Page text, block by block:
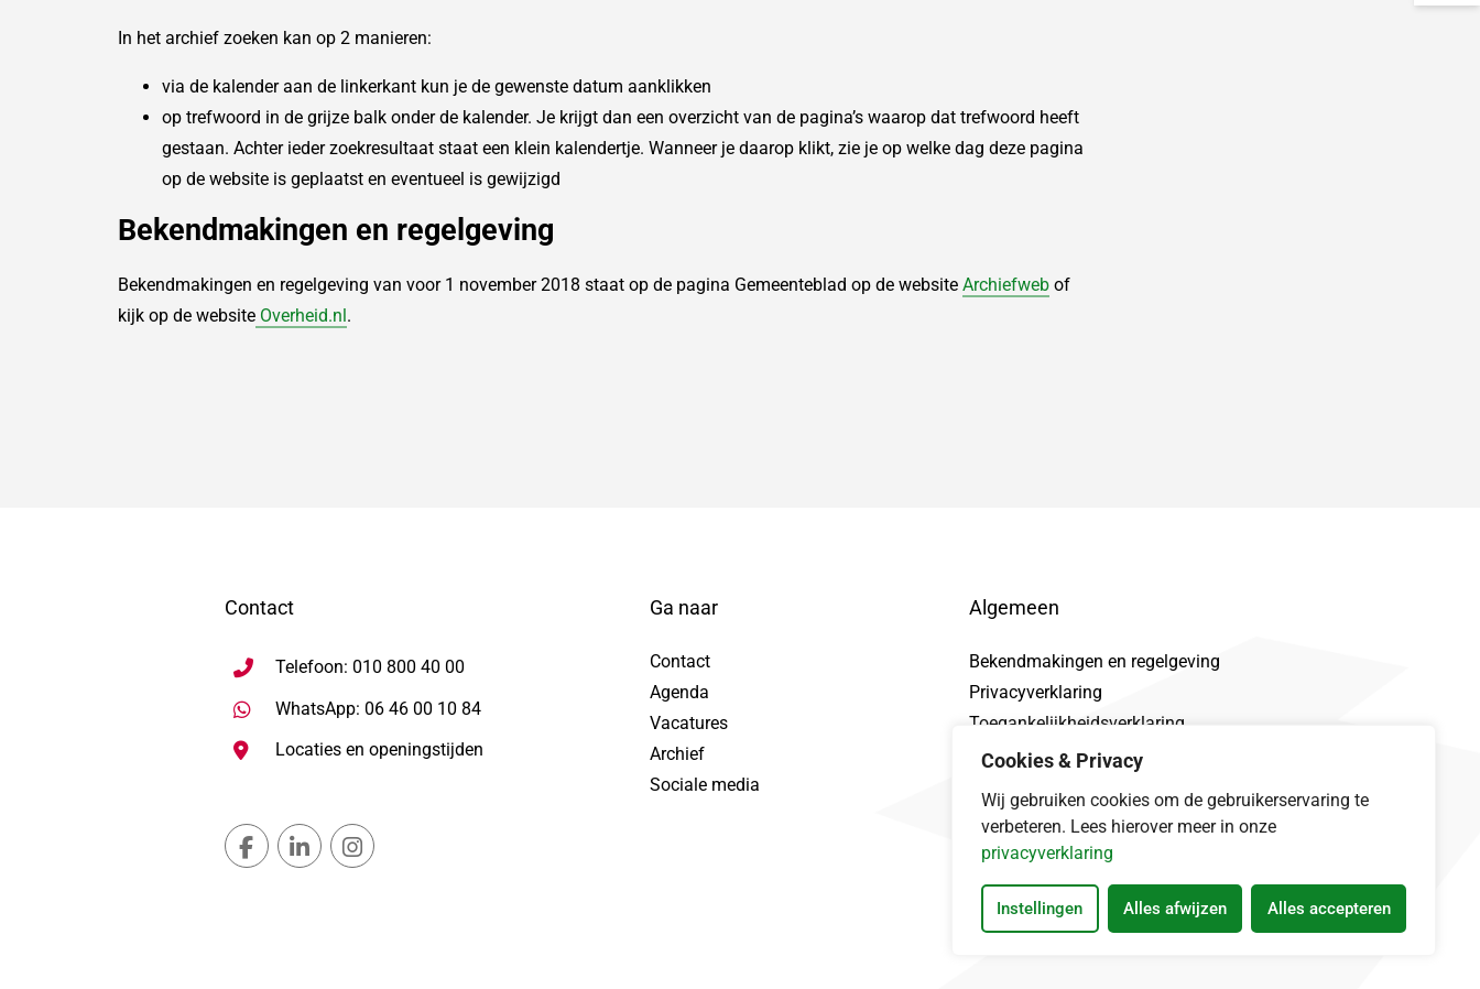
Cookies & Privacy
Wij gebruiken cookies om de gebruikerservaring te
verbeteren. Lees hierover meer in onze
privacyverklaring
Instellingen Alles afwijzen Alles accepteren
In het archief zoeken kan op 2 manieren:
via de kalender aan de linkerkant kun je de gewenste datum aanklikken
op trefwoord in de grijze balk onder de kalender. Je krijgt dan een overzicht van de pagina’s waarop dat trefwoord heeft
gestaan. Achter ieder zoekresultaat staat een klein kalendertje. Wanneer je daarop klikt, zie je op welke dag deze pagina
op de website is geplaatst en eventueel is gewijzigd
Bekendmakingen en regelgeving
Bekendmakingen en regelgeving van voor 1 november 2018 staat op de pagina Gemeenteblad op de website Archiefweb of
kijk op de website Overheid.nl .
Contact
Telefoon: 010 800 40 00
WhatsApp: 06 46 00 10 84Stuur WhatsApp bericht, opent in nieuw tabblad
Locaties en openingstijden
Gemeente Lansingerland Facebook, opent in nieuw tabblad
Gemeente Lansingerland LinkedIn, opent in nieuw tabblad
Ga naar
Contact
Agenda
Vacatures
Archief
Sociale media
Algemeen
Bekendmakingen en regelgeving
Privacyverklaring
Toegankelijkheidsverklaring
Proclaimer